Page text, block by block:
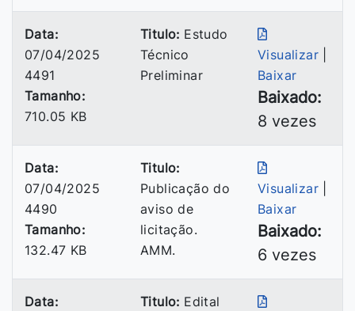
Data:
07/04/2025
4491
Tamanho:
710.05 KB
Titulo: Estudo
Técnico
Preliminar
Visualizar
Baixar
Baixado:
8 vezes
Data:
07/04/2025
4490
Tamanho:
132.47 KB
Titulo:
Publicação do
aviso de
licitação.
AMM.
Visualizar
Baixar
Baixado:
6 vezes
Data:
Titulo: Edital